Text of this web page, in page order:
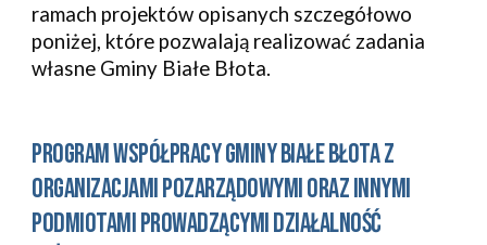
ramach projektów opisanych szczegółowo
poniżej, które pozwalają realizować zadania
własne Gminy Białe Błota.
PROGRAM WSPÓŁPRACY GMINY BIAŁE BŁOTA Z
ORGANIZACJAMI POZARZĄDOWYMI ORAZ INNYMI
PODMIOTAMI PROWADZĄCYMI DZIAŁALNOŚĆ